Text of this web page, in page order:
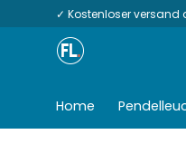
Inhalt
springen
✓ Kostenloser
Home